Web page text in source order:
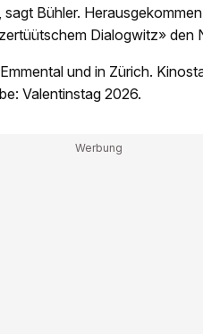
Bühler.
Dialogwitz» den
und in Zürich.
Valentinstag 2026.